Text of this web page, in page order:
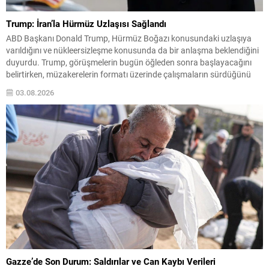
Trump: İran’la Hürmüz Uzlaşısı Sağlandı
ABD Başkanı Donald Trump, Hürmüz Boğazı konusundaki uzlaşıya
varıldığını ve nükleersizleşme konusunda da bir anlaşma beklendiğini
duyurdu. Trump, görüşmelerin bugün öğleden sonra başlayacağını
belirtirken, müzakerelerin formatı üzerinde çalışmaların sürdüğünü
söyledi. Trump ayrıca müzakere sürecine ilişkin ayrıntıların henüz
netleşmediğini vurguladı ancak tarafların görüşmeleri başlatmaya
hazır olduğunu aktardı. İran’dan Sert ve Net...
03.08.2026
Gazze’de Son Durum: Saldırılar ve Can Kaybı Verileri